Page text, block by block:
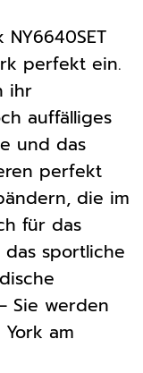
NY6640SET
perfekt ein.
ihr
auffälliges
und das
perfekt
die im
für das
das sportliche
Sie werden
am